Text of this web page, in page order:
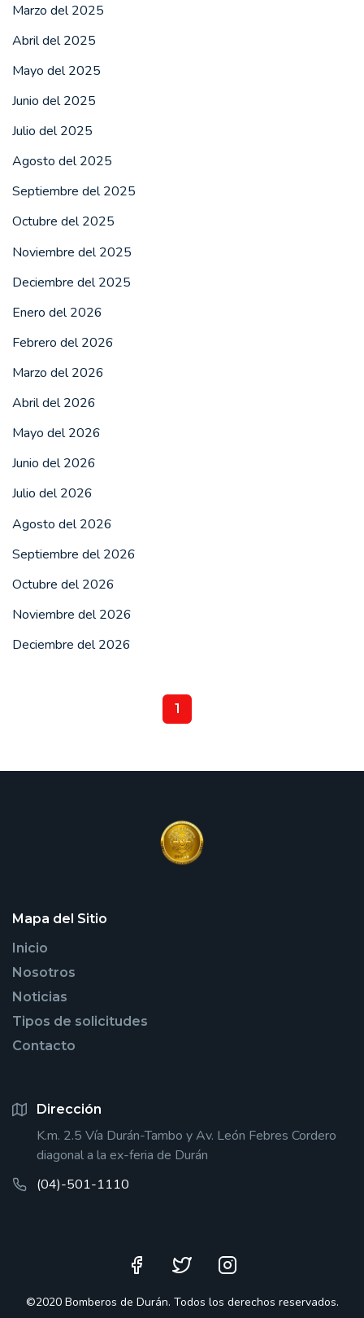
Marzo del 2025
Abril del 2025
Mayo del 2025
Junio del 2025
Julio del 2025
Agosto del 2025
Septiembre del 2025
Octubre del 2025
Noviembre del 2025
Deciembre del 2025
Enero del 2026
Febrero del 2026
Marzo del 2026
Abril del 2026
Mayo del 2026
Junio del 2026
Julio del 2026
Agosto del 2026
Septiembre del 2026
Octubre del 2026
Noviembre del 2026
Deciembre del 2026
1
Mapa del Sitio
Inicio
Nosotros
Noticias
Tipos de solicitudes
Contacto
Dirección
K.m. 2.5 Vía Durán-Tambo y Av. León Febres Cordero
diagonal a la ex-feria de Durán
(04)-501-1110
©2020 Bomberos de Durán. Todos los derechos reservados.